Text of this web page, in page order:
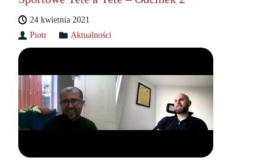
24 kwietnia 2021
Piotr
Aktualności